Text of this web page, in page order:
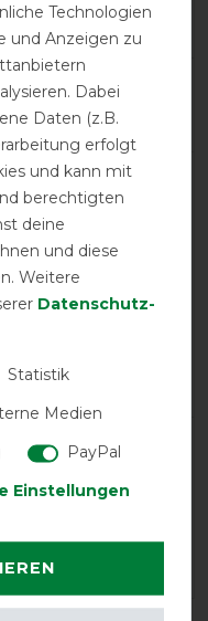
reviews
Technologien
und Anzeigen zu
Dabei
Daten (z.B.
erfolgt
und kann mit
berechtigten
deine
und diese
Weitere
Daten­schutz­
Statistik
Medien
PayPal
Einstellungen